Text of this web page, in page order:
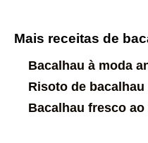
Mais receitas de
Bacalhau à moda
Risoto de
Bacalhau fresco